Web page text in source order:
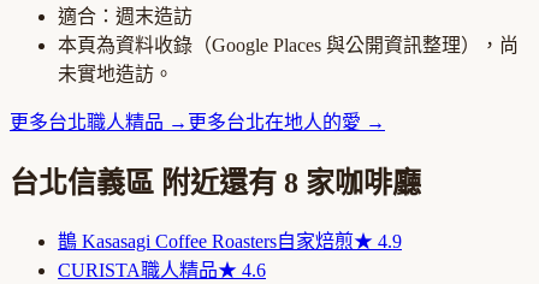
適合： 週末造訪
本頁為資料收錄（Google Places 與公開資訊整理），尚
未實地造訪。
更多台北職人精品 → 更多台北在地人的愛 →
台北信義區 附近還有 8 家咖啡廳
鵲 Kasasagi Coffee Roasters自家焙煎★ 4.9
CURISTA職人精品★ 4.6